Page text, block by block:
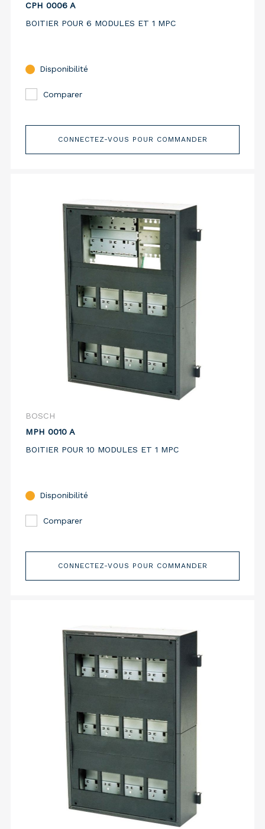
CPH 0006 A
BOITIER POUR 6 MODULES ET 1 MPC
Disponibilité
Comparer
CONNECTEZ-VOUS POUR COMMANDER
BOSCH
MPH 0010 A
BOITIER POUR 10 MODULES ET 1 MPC
Disponibilité
Comparer
CONNECTEZ-VOUS POUR COMMANDER